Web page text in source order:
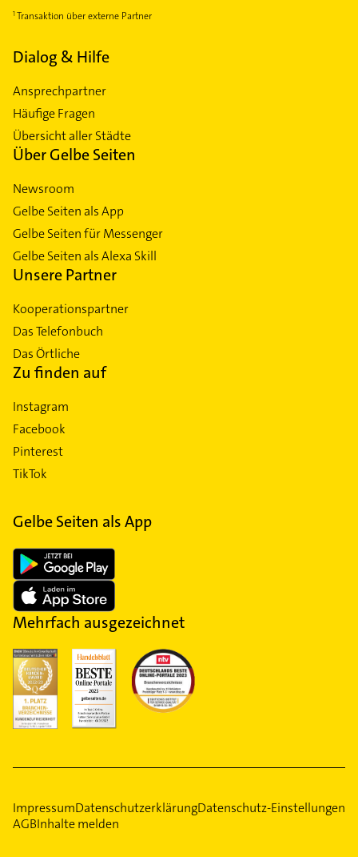
Transaktion über externe Partner
Dialog & Hilfe
Ansprechpartner
Häufige Fragen
Übersicht aller Städte
Über Gelbe Seiten
Newsroom
Gelbe Seiten als App
Gelbe Seiten für Messenger
Gelbe Seiten als Alexa Skill
Unsere Partner
Kooperationspartner
Das Telefonbuch
Das Örtliche
Zu finden auf
Instagram
Facebook
Pinterest
TikTok
Gelbe Seiten als App
Mehrfach ausgezeichnet
ImpressumDatenschutzerklärungDatenschutz-Einstellungen
AGBInhalte melden